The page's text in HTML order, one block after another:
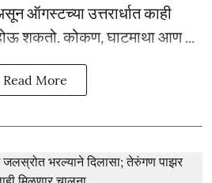
ऑगस्टच्या उत्तरार्धात काही
शकतो. कोकण, घाटमाथा आण ...
Read More